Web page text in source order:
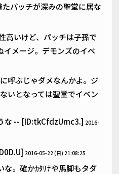
パッチが深みの聖堂に居な
高いけど、パッチは子孫で
メージ。デモンズのイベ
呼ぶじゃダメなんかよ。ジ
いとなっては聖堂でイベン
な -- [ID:tkCfdzUmc3.] 2016-
2016-05-22 (日) 21:08:25
な。確かｶﾀﾘﾅや馬脚もタダ